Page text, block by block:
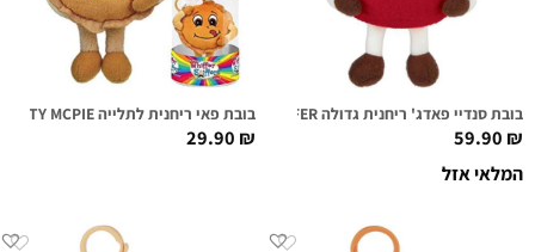
בובת סנדיי פאדג' ריחנית גדולה MR. FUDGENTOP SUPER SNIFFER
59.90₪
המלאי אזל
בובת פאי ריחנית לתלייה MARTY MCPIE
29.90₪